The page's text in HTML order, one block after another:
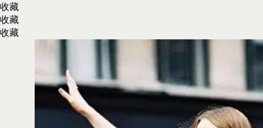
收藏
收藏
收藏